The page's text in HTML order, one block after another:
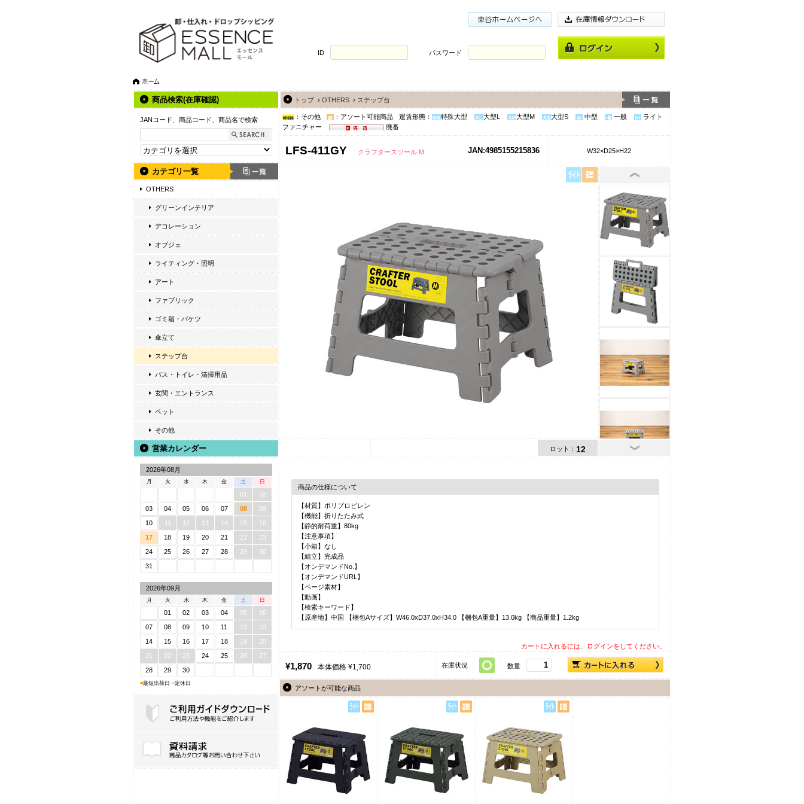
ID パスワード
商品検索(在庫確認)
JANコード、商品コード、商品名で検索
カテゴリ一覧
OTHERS
グリーンインテリア
デコレーション
オブジェ
ライティング・照明
アート
ファブリック
ゴミ箱・バケツ
傘立て
ステップ台
バス・トイレ・清掃用品
玄関・エントランス
ペット
その他
営業カレンダー
2026年08月
月 火 水 木 金 土 日
01
02
03
04 05 06 07 08
09
10
11 12 13 14 15
16
17
18 19 20 21 22
23
24
25 26 27 28 29
30
31
2026年09月
月 火 水 木 金 土 日
01 02 03 04 05
06
07
08 09 10 11 12
13
14
15 16 17 18 19
20
21
22 23 24 25 26
27
28
29 30
■最短出荷日 ■定休日
トップ› OTHERS › ステップ台
：その他 ：アソート可能商品 運賃形態： 特殊大型 大型L 大型M 大型S 中型 一般
ライト
ファニチャー
廃番
LFS-411GY クラフタースツール M JAN:4985155215836 W32×D25×H22
ロット： 12
商品の仕様について
【材質】ポリプロピレン
【機能】折りたたみ式
【静的耐荷重】80kg
【注意事項】
【小箱】なし
【組立】完成品
【オンデマンドNo.】
【オンデマンドURL】
【ページ素材】
【動画】
【検索キーワード】
【原産地】中国 【梱包Aサイズ】W46.0xD37.0xH34.0 【梱包A重量】13.0kg 【商品重量】1.2kg
カートに入れるには、ログインをしてください。
¥1,870 本体価格 ¥1,700 在庫状況 数量
アソートが可能な商品